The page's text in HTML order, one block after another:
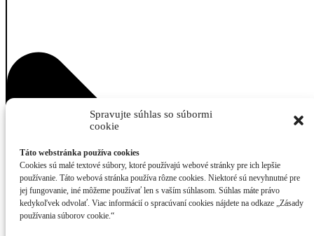
Spravujte súhlas so súbormi
cookie
Táto webstránka používa cookies
Cookies sú malé textové súbory, ktoré používajú webové stránky pre ich lepšie
používanie. Táto webová stránka používa rôzne cookies. Niektoré sú nevyhnutné pre
jej fungovanie, iné môžeme používať len s vaším súhlasom. Súhlas máte právo
kedykoľvek odvolať. Viac informácií o spracúvaní cookies nájdete na odkaze „Zásady
používania súborov cookie.“